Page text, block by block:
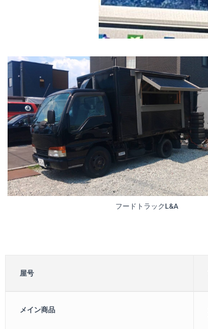
フードトラックL&A
屋号
メイン商品